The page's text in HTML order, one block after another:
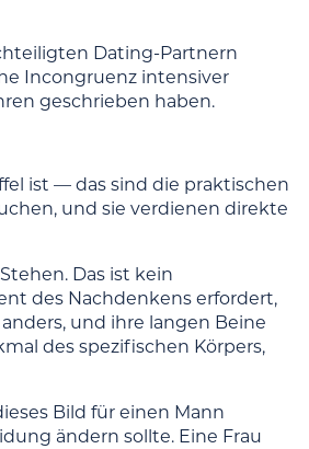
Dating-Partnern
Incongruenz intensiver
geschrieben haben.
ist — das sind die praktischen
und sie verdienen direkte
Das ist kein
des Nachdenkens erfordert,
und ihre langen Beine
des spezifischen Körpers,
Bild für einen Mann
ändern sollte. Eine Frau